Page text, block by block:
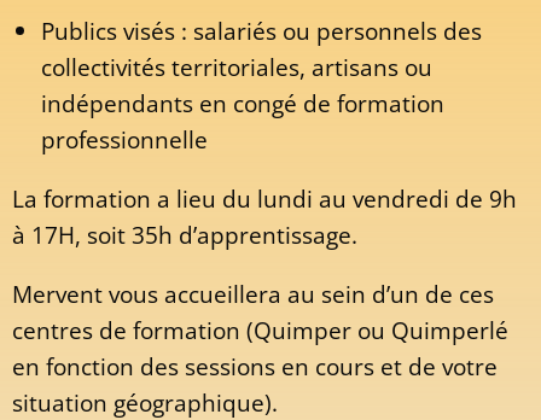
Publics visés : salariés ou personnels des
collectivités territoriales, artisans ou
indépendants en congé de formation
professionnelle
La formation a lieu du lundi au vendredi de 9h
à 17H, soit 35h d’apprentissage.
Mervent vous accueillera au sein d’un de ces
centres de formation (Quimper ou Quimperlé
en fonction des sessions en cours et de votre
situation géographique).